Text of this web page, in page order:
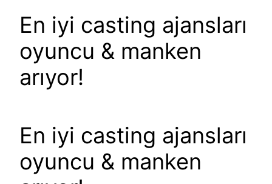
En iyi casting ajansları
oyuncu & manken
arıyor!
En iyi casting ajansları
oyuncu & manken